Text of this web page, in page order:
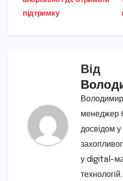
записів
підтримку
Від
менеджер
досвідом у
у digital-
технологій.